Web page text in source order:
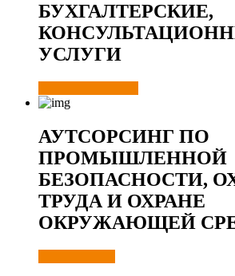
БУХГАЛТЕРСКИЕ,
УСЛУГИ
АУТСОРСИНГ ПО
ПРОМЫШЛЕННОЙ
БЕЗОПАСНОСТИ,
ТРУДА И ОХРАНЕ
ОКРУЖАЮЩЕЙ